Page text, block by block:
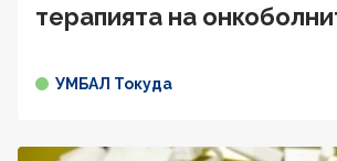
терапията на
УМБАЛ Токуда